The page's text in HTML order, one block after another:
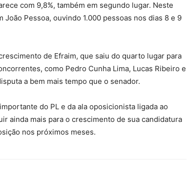
com 9,8%, também em segundo lugar. Neste
Pessoa, ouvindo 1.000 pessoas nos dias 8 e 9
de Efraim, que saiu do quarto lugar para
como Pedro Cunha Lima, Lucas Ribeiro e
a bem mais tempo que o senador.
do PL e da ala oposicionista ligada ao
ainda mais para o crescimento de sua candidatura
nos próximos meses.